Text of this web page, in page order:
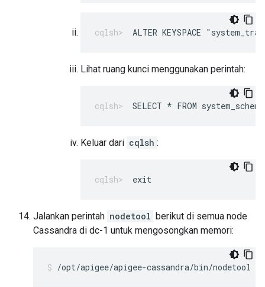
ALTER KEYSPACE
Lihat ruang kunci menggunakan perintah:
SELECT * FROM
Keluar dari cqlsh :
exit
Jalankan perintah nodetool berikut di semua node
Cassandra di dc-1 untuk mengosongkan memori:
/opt/apigee/apigee-cassandra/bin/nodetool